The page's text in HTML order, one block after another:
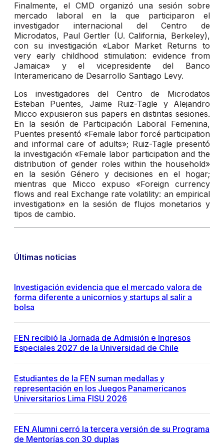
Finalmente, el CMD organizó una sesión sobre
mercado laboral en la que participaron el
investigador internacional del Centro de
Microdatos, Paul Gertler (U. California, Berkeley),
con su investigación «Labor Market Returns to
very early childhood stimulation: evidence from
Jamaica» y el vicepresidente del Banco
Interamericano de Desarrollo Santiago Levy.
Los investigadores del Centro de Microdatos
Esteban Puentes, Jaime Ruiz-Tagle y Alejandro
Micco expusieron sus papers en distintas sesiones.
En la sesión de Participación Laboral Femenina,
Puentes presentó «Female labor forcé participation
and informal care of adults»; Ruiz-Tagle presentó
la investigación «Female labor participation and the
distribution of gender roles within the household»
en la sesión Género y decisiones en el hogar;
mientras que Micco expuso «Foreign currency
flows and real Exchange rate volatility: an empirical
investigation» en la sesión de flujos monetarios y
tipos de cambio.
Últimas noticias
Investigación evidencia que el mercado valora de
forma diferente a unicornios y startups al salir a
bolsa
FEN recibió la Jornada de Admisión e Ingresos
Especiales 2027 de la Universidad de Chile
Estudiantes de la FEN suman medallas y
representación en los Juegos Panamericanos
Universitarios Lima FISU 2026
FEN Alumni cerró la tercera versión de su Programa
de Mentorías con 30 duplas